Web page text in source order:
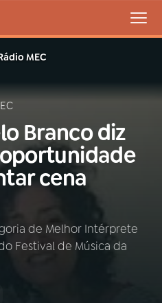
MEC
Branco diz
cena
de Melhor Intérprete
Festival de Música da